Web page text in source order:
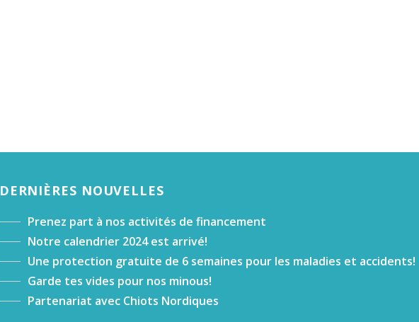
DERNIÈRES NOUVELLES
Prenez part à nos activités de financement
Notre calendrier 2024 est arrivé!
Une protection gratuite de 6 semaines pour les maladies et accidents!
Garde tes vides pour nos minous!
Partenariat avec Chiots Nordiques